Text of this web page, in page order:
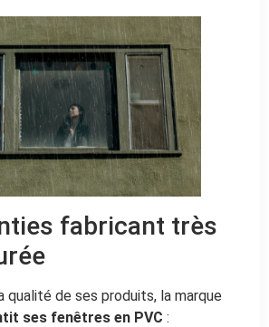
fabricant très
qualité de ses produits, la marque
ses fenêtres en PVC :